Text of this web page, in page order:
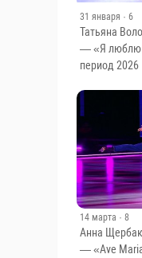
31 января · 6
Татьяна
— «Я люблю
период 2026
14 марта · 8
Анна
— «Ave